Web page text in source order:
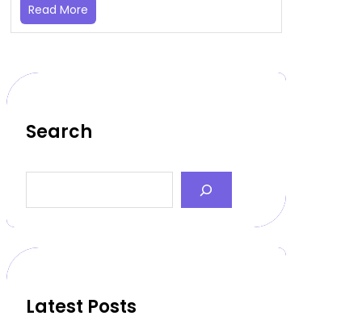
Read More
Search
a
c
Latest Posts